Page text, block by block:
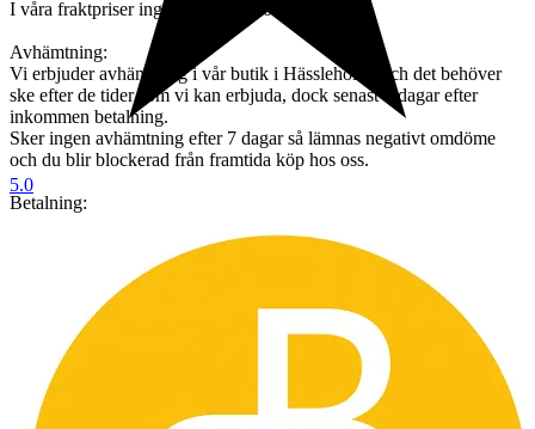
I våra fraktpriser ingår emballage och hantering.
Avhämtning:
Vi erbjuder avhämtning i vår butik i Hässleholm, och det behöver
ske efter de tider som vi kan erbjuda, dock senast 7 dagar efter
inkommen betalning.
Sker ingen avhämtning efter 7 dagar så lämnas negativt omdöme
och du blir blockerad från framtida köp hos oss.
Betalning:
Inkommer ingen betalning så läggs objektet ut igen utan undantag
Köpare utanför sveriges gränsen måste kontakta oss innan bud läggs
så vi kan räkna ut vad
frakten kommer att kosta och om det går att skicka med spårbar frakt
vilket är ett krav från oss.
Väljer man att buda utan att kontakta oss först så förbehåller vi oss
rätten att avbryta köpet och du som köpare
blir blockerad från framtida köp. Vi godkänner inte att man ber oss
5.0